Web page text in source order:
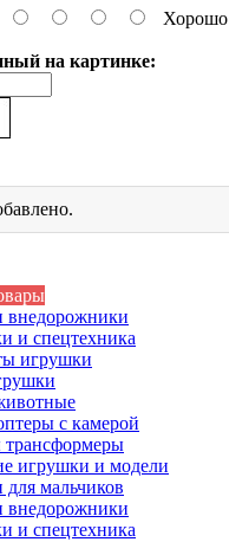
Хорошо
на картинке:
и спецтехника
игрушки
с камерой
игрушки и модели
мальчиков
и спецтехника